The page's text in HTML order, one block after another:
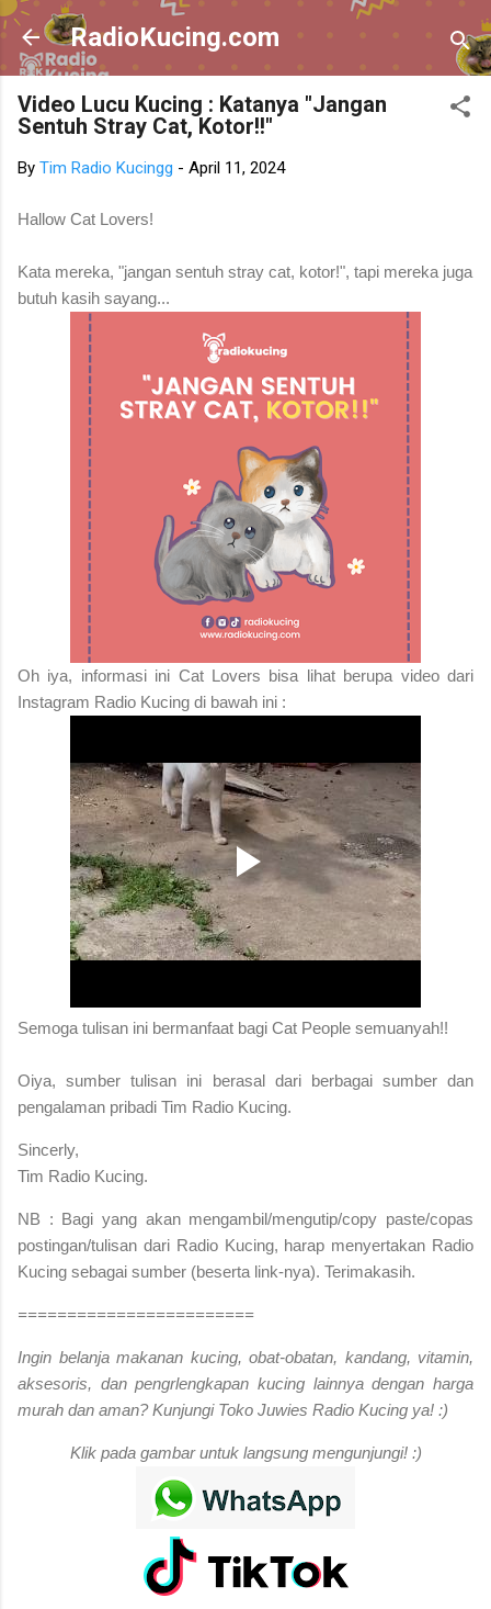
Skip to main content
RadioKucing.com
Video Lucu Kucing : Katanya "Jangan
Sentuh Stray Cat, Kotor!!"
By Tim Radio Kucingg - April 11, 2024
Hallow Cat Lovers!
Kata mereka, "jangan sentuh stray cat, kotor!", tapi mereka juga
butuh kasih sayang...
Oh iya, informasi ini Cat Lovers bisa lihat berupa video dari
Instagram Radio Kucing di bawah ini :
Semoga tulisan ini bermanfaat bagi Cat People semuanyah!!
Oiya, sumber tulisan ini berasal dari berbagai sumber dan
pengalaman pribadi Tim Radio Kucing.
Sincerly,
Tim Radio Kucing.
NB : Bagi yang akan mengambil/mengutip/copy paste/copas
postingan/tulisan dari Radio Kucing, harap menyertakan Radio
Kucing sebagai sumber (beserta link-nya). Terimakasih.
========================
Ingin belanja makanan kucing, obat-obatan, kandang, vitamin,
aksesoris, dan pengrlengkapan kucing lainnya dengan harga
murah dan aman? Kunjungi Toko Juwies Radio Kucing ya! :)
Klik pada gambar untuk langsung mengunjungi! :)